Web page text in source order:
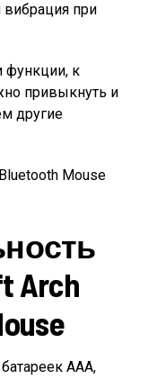
вибрация при
функции, к
привыкнуть и
другие
Arch
ААА,